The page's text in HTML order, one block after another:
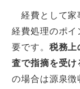
経費として家
経費処理のポ
要です。 税務上
査で指摘を受け
の場合は源泉徴